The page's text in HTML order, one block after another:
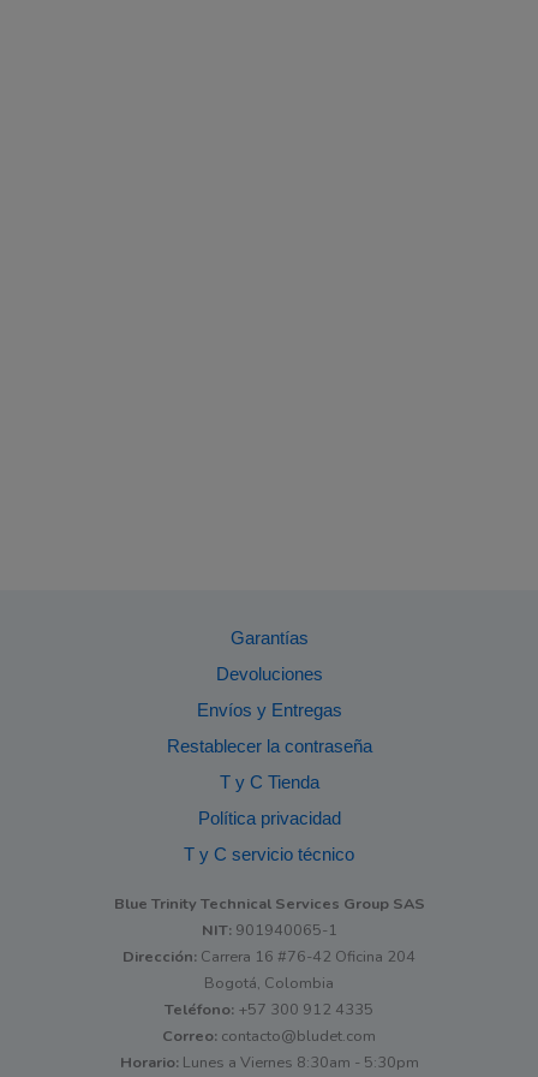
Garantías
Devoluciones
Envíos y Entregas
Restablecer la contraseña
T y C Tienda
Política privacidad
T y C servicio técnico
Blue Trinity Technical Services Group SAS
NIT:901940065-1
Dirección: Carrera 16 #76-42 Oficina 204
Bogotá, Colombia
Teléfono: +57 300 912 4335
Correo: contacto@bludet.com
Horario:Lunes a Viernes 8:30am - 5:30pm